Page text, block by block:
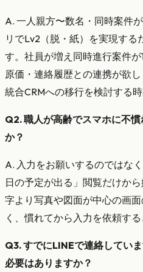
A. 一人親方〜数名・同時案件
リでLv2（脱・紙）を実現す
す。社員が増え同時進行案件
原価・連絡履歴との連携が欲
統合CRMへの移行を検討する時
Q2. 職人が高齢でスマホに不
か？
A. 入力をお願いするのではな
日の予定が出る」閲覧だけか
字より写真や図面が中心の画
く、慣れてから入力を依頼する
Q3. すでにLINEで連絡してい
必要はありますか？